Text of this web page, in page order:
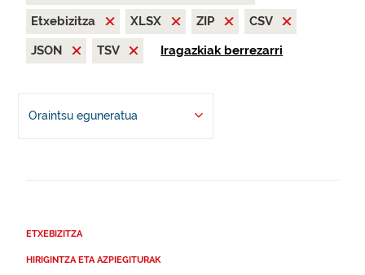
Etxebizitza
XLSX ZIP
CSV
JSON
TSV Iragazkiak berrezarri
Oraintsu eguneratua
ETXEBIZITZA
HIRIGINTZA ETA AZPIEGITURAK